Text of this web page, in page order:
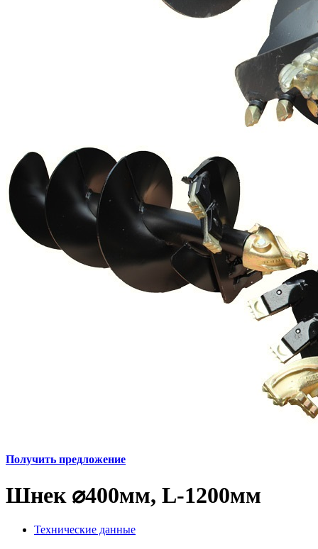
Получить предложение
Шнек ⌀400мм, L-1200мм
Технические данные